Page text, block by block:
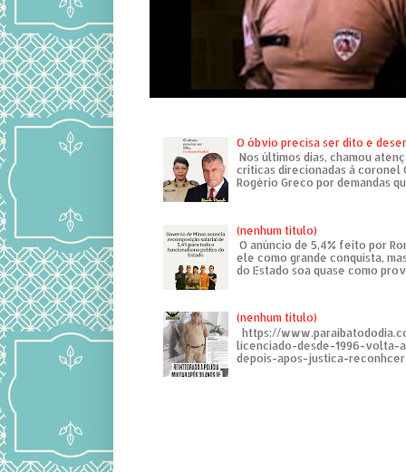
O óbvio precisa ser dito e
Nos últimos dias, chamou
críticas direcionadas à coronel
Rogério Greco por demandas
(nenhum título)
O anúncio de 5,4% feito por
ele como grande conquista,
do Estado soa quase como
(nenhum título)
https://
licenciado-desde-1996-volta-
depois-apos-justica-